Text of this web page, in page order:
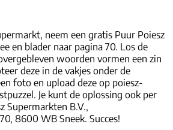
neem een gratis Puur Poiesz
en blader naar pagina 70. Los de
woorden vormen een zin
deze in de vakjes onder de
foto en upload deze op poiesz-
Je kunt de oplossing ook per
Supermarkten B.V.,
8600 WB Sneek. Succes!